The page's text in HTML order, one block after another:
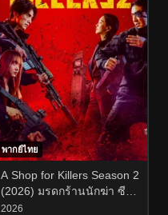
พากย์ไทย
A Shop for Killers Season 2
(2026) มรดกร้านนักฆ่า ซี
ซั่น 2 EP.1-8
2026